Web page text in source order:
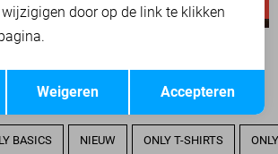
-50%
60,00 119,95
BASICS NIEUW ONLY T-SHIRTS
Opslaan
door op de link te klikken
Accepteren
Weigeren